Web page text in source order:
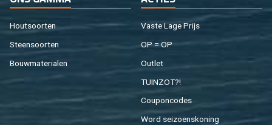
Hout­soor­ten
Steen­soor­ten
Bouw­ma­te­ri­a­len
Vaste Lage Prijs
OP = OP
Out­let
TUIN­ZOT?!
Cou­pon­co­des
Word sei­zoens­ko­ning